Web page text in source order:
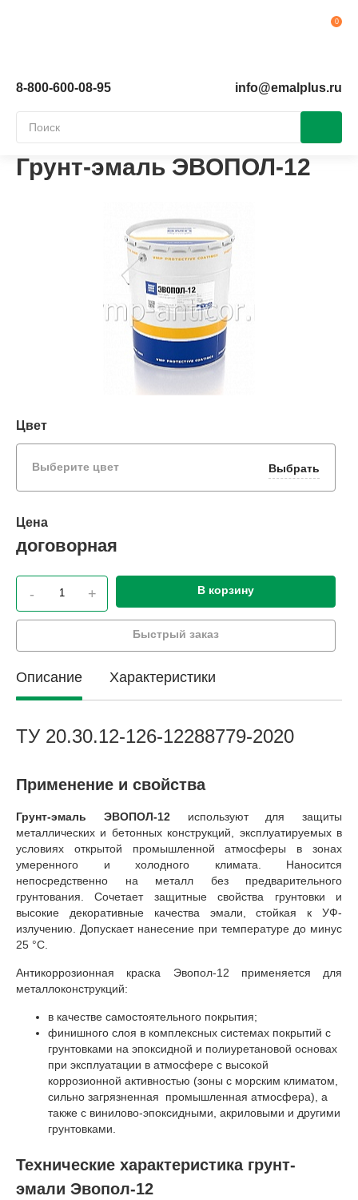
8-800-600-08-95 info@emalplus.ru
Грунт-эмаль ЭВОПОЛ-12
Цвет
Выберите цвет Выбрать
Цена
договорная
- + В корзину
Быстрый заказ
Описание Характеристики
ТУ 20.30.12-126-12288779-2020
Применение и свойства
Грунт-эмаль ЭВОПОЛ-12используют для защиты
металлических и бетонных конструкций, эксплуатируемых в
условиях открытой промышленной атмосферы в зонах
умеренного и холодного климата. Наносится
непосредственно на металл без предварительного
грунтования. Сочетает защитные свойства грунтовки и
высокие декоративные качества эмали, стойкая к УФ-
излучению. Допускает нанесение при температуре до минус
25 °С.
Антикоррозионная краска Эвопол-12 применяется для
металлоконструкций:
в качестве самостоятельного покрытия;
финишного слоя в комплексных системах покрытий с
грунтовками на эпоксидной и полиуретановой основах
при эксплуатации в атмосфере с высокой
коррозионной активностью (зоны с морским климатом,
сильно загрязненная промышленная атмосфера), а
также с винилово-эпоксидными, акриловыми и другими
грунтовками.
Технические характеристика грунт-
эмали Эвопол-12